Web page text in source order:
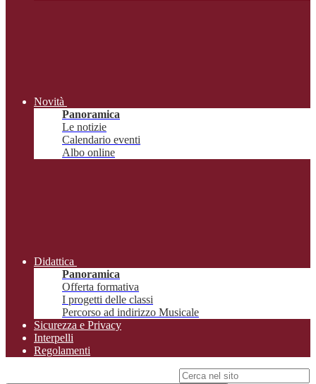
Novità
Panoramica
Le notizie
Calendario eventi
Albo online
Didattica
Panoramica
Offerta formativa
I progetti delle classi
Percorso ad indirizzo Musicale
Sicurezza e Privacy
Interpelli
Regolamenti